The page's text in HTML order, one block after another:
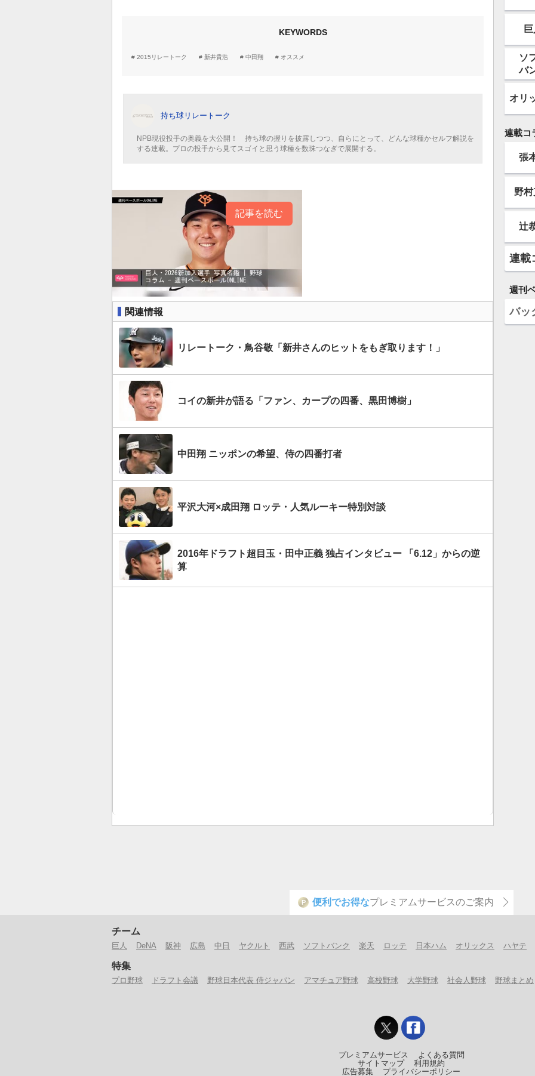
KEYWORDS
2015リレートーク 新井貴浩 中田翔 オススメ
持ち球リレートーク
NPB現役投手の奥義を大公開！ 持ち球の握りを披露しつつ、自らにとって、どんな球種かセルフ解説を
する連載。プロの投手から見てスゴイと思う球種を数珠つなぎで展開する。
記事を読む
関連情報
リレートーク・鳥谷敬「新井さんのヒットをもぎ取ります！」
コイの新井が語る「ファン、カープの四番、黒田博樹」
中田翔 ニッポンの希望、侍の四番打者
平沢大河×成田翔 ロッテ・人気ルーキー特別対談
2016年ドラフト超目玉・田中正義 独占インタビュー 「6.12」からの逆
算
ソ
バ
オリ
連載コ
張
野
辻
連載
週刊
バッ
P 便利でお得なプレミアムサービスのご案内
チーム
巨人 DeNA 阪神 広島 中日 ヤクルト 西武 ソフトバンク 楽天 ロッテ 日本ハム オリックス ハヤテ
特集
プロ野球 ドラフト会議 野球日本代表 侍ジャパン アマチュア野球 高校野球 大学野球 社会人野球 野球まとめ
プレミアムサービス
よくある質問
サイトマップ
利用規約
広告募集
プライバシーポリシー